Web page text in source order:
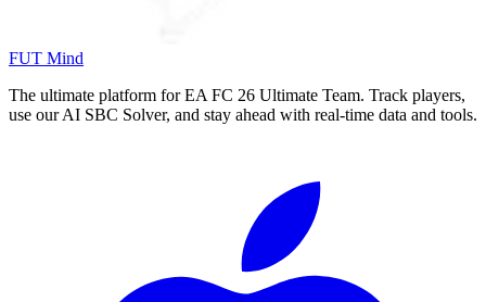
FUT Mind
The ultimate platform for EA FC 26 Ultimate Team. Track players,
use our AI SBC Solver, and stay ahead with real-time data and tools.